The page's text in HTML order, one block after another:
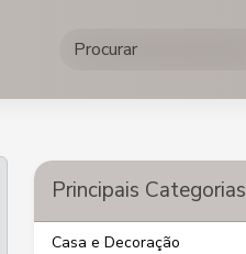
Principais Categorias
Casa e Decoração